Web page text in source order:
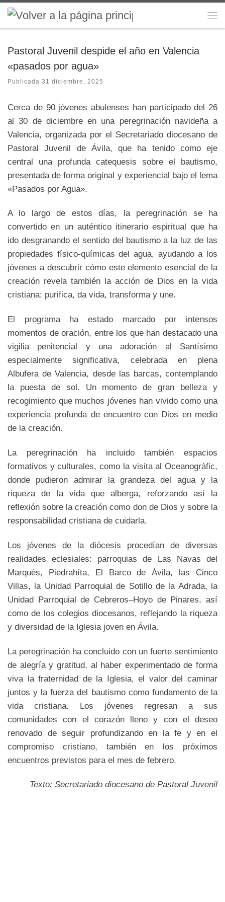
Saltar al contenido
Pastoral Juvenil despide el año en Valencia
«pasados por agua»
Publicada 31 diciembre, 2025
Cerca de 90 jóvenes abulenses han participado del 26
al 30 de diciembre en una peregrinación navideña a
Valencia, organizada por el Secretariado diocesano de
Pastoral Juvenil de Ávila, que ha tenido como eje
central una profunda catequesis sobre el bautismo,
presentada de forma original y experiencial bajo el lema
«Pasados por Agua».
A lo largo de estos días, la peregrinación se ha
convertido en un auténtico itinerario espiritual que ha
ido desgranando el sentido del bautismo a la luz de las
propiedades físico-químicas del agua, ayudando a los
jóvenes a descubrir cómo este elemento esencial de la
creación revela también la acción de Dios en la vida
cristiana: purifica, da vida, transforma y une.
El programa ha estado marcado por intensos
momentos de oración, entre los que han destacado una
vigilia penitencial y una adoración al Santísimo
especialmente significativa, celebrada en plena
Albufera de Valencia, desde las barcas, contemplando
la puesta de sol. Un momento de gran belleza y
recogimiento que muchos jóvenes han vivido como una
experiencia profunda de encuentro con Dios en medio
de la creación.
La peregrinación ha incluido también espacios
formativos y culturales, como la visita al Oceanogràfic,
donde pudieron admirar la grandeza del agua y la
riqueza de la vida que alberga, reforzando así la
reflexión sobre la creación como don de Dios y sobre la
responsabilidad cristiana de cuidarla.
Los jóvenes de la diócesis procedían de diversas
realidades eclesiales: parroquias de Las Navas del
Marqués, Piedrahíta, El Barco de Ávila, las Cinco
Villas, la Unidad Parroquial de Sotillo de la Adrada, la
Unidad Parroquial de Cebreros–Hoyo de Pinares, así
como de los colegios diocesanos, reflejando la riqueza
y diversidad de la Iglesia joven en Ávila.
La peregrinación ha concluido con un fuerte sentimiento
de alegría y gratitud, al haber experimentado de forma
viva la fraternidad de la Iglesia, el valor del caminar
juntos y la fuerza del bautismo como fundamento de la
vida cristiana. Los jóvenes regresan a sus
comunidades con el corazón lleno y con el deseo
renovado de seguir profundizando en la fe y en el
compromiso cristiano, también en los próximos
encuentros previstos para el mes de febrero.
Texto: Secretariado diocesano de Pastoral Juvenil